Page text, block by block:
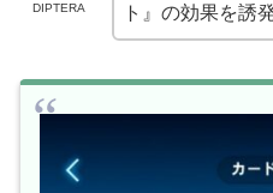
DIPTERA
ト』の効果を誘